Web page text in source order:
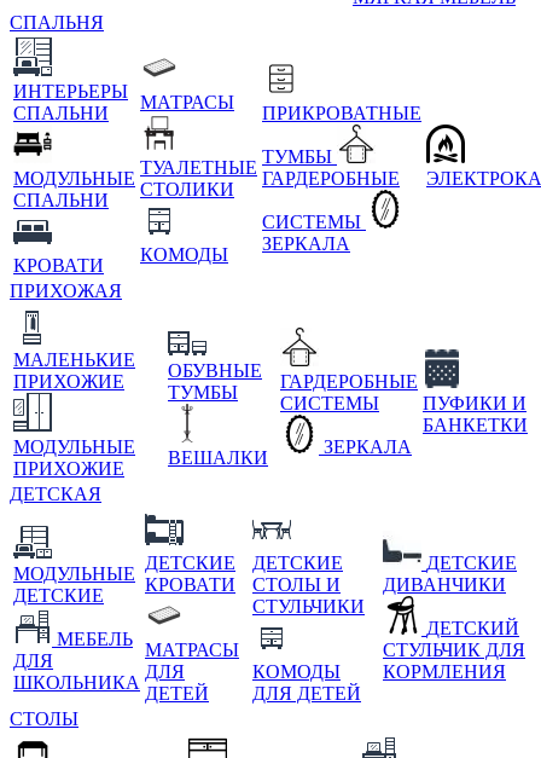
СПАЛЬНЯ
ИНТЕРЬЕРЫ
СПАЛЬНИ
МОДУЛЬНЫЕ
СПАЛЬНИ
КРОВАТИ
МАТРАСЫ
ТУАЛЕТНЫЕ
СТОЛИКИ
КОМОДЫ
ПРИКРОВАТНЫЕ
ТУМБЫ
ГАРДЕРОБНЫЕ
СИСТЕМЫ
ЗЕРКАЛА
ПРИХОЖАЯ
МАЛЕНЬКИЕ
ПРИХОЖИЕ
МОДУЛЬНЫЕ
ПРИХОЖИЕ
ОБУВНЫЕ
ТУМБЫ
ВЕШАЛКИ
ГАРДЕРОБНЫЕ
СИСТЕМЫ
ЗЕРКАЛА
ПУФИКИ И
БАНКЕТКИ
ДЕТСКАЯ
МОДУЛЬНЫЕ
ДЕТСКИЕ
МЕБЕЛЬ
ДЛЯ
ШКОЛЬНИКА
ДЕТСКИЕ
КРОВАТИ
МАТРАСЫ
ДЛЯ
ДЕТЕЙ
ДЕТСКИЕ
СТОЛЫ И
СТУЛЬЧИКИ
КОМОДЫ
ДЛЯ ДЕТЕЙ
ДЕТСКИЕ
ДИВАНЧИКИ
ДЕТСКИЙ
СТУЛЬЧИК ДЛЯ
КОРМЛЕНИЯ
СТОЛЫ